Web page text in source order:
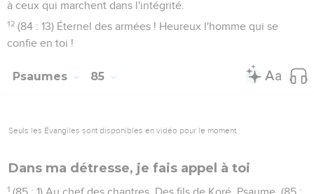
à ceux qui marchent dans l'intégrité.
12 (84 : 13) Éternel des armées ! Heureux l'homme qui se
confie en toi !
Psaumes 85
Seuls les Évangiles sont disponibles en vidéo pour le moment.
Dans ma détresse, je fais appel à toi
1 (85 : 1) Au chef des chantres. Des fils de Koré. Psaume. (85 :